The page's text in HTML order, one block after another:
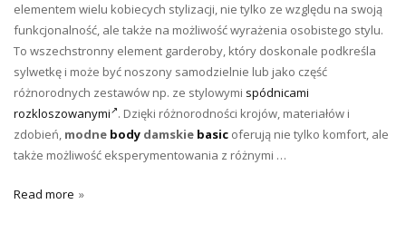
elementem wielu kobiecych stylizacji, nie tylko ze względu na swoją
funkcjonalność, ale także na możliwość wyrażenia osobistego stylu.
To wszechstronny element garderoby, który doskonale podkreśla
sylwetkę i może być noszony samodzielnie lub jako część
różnorodnych zestawów np. ze stylowymi spódnicami
rozkloszowanymi . Dzięki różnorodności krojów, materiałów i
zdobień, modne body damskie basic oferują nie tylko komfort, ale
także możliwość eksperymentowania z różnymi …
Read more